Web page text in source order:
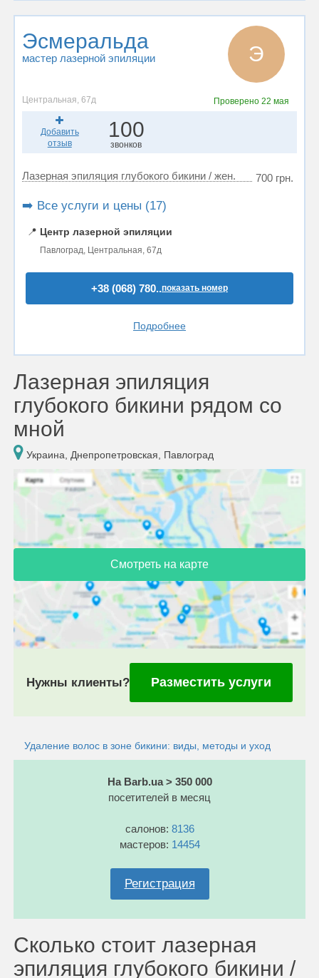
Эсмеральда
мастер лазерной эпиляции Э
Центральная, 67д Проверено 22 мая
Добавить
отзыв
100
звонков
Лазерная эпиляция глубокого бикини / жен. 700 грн.
➡️ Все услуги и цены (17)
📍 Центр лазерной эпиляции
Павлоград, Центральная, 67д
+38 (068) 780..показать номер
Подробнее
Лазерная эпиляция
глубокого бикини рядом со
мной
Украина, Днепропетровская, Павлоград
Смотреть на карте
Нужны клиенты? Разместить услуги
Удаление волос в зоне бикини: виды, методы и уход
На Barb.ua > 350 000
посетителей в месяц
салонов: 8136
мастеров: 14454
Регистрация
Сколько стоит лазерная
эпиляция глубокого бикини /